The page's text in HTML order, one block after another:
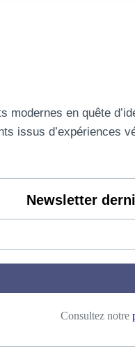
modernes en quête
issus d’expériences
Newsletter
Consultez notre